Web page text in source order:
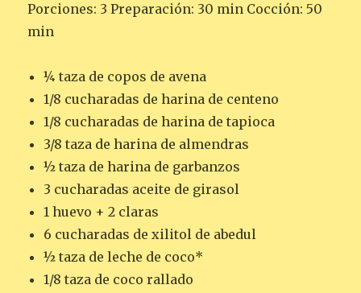
Porciones: 3 Preparación: 30 min Cocción: 50
min
¼ taza de copos de avena
1/8 cucharadas de harina de centeno
1/8 cucharadas de harina de tapioca
3/8 taza de harina de almendras
½ taza de harina de garbanzos
3 cucharadas aceite de girasol
1 huevo + 2 claras
6 cucharadas de xilitol de abedul
½ taza de leche de coco*
1/8 taza de coco rallado